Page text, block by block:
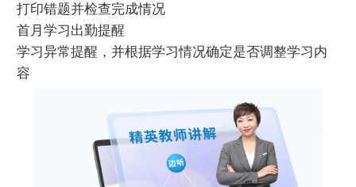
打印错题并检查完成情况
首月学习出勤提醒
学习异常提醒，并根据学习情况确定是否调整学习内
容